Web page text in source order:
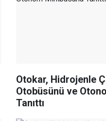
Otokar, Hidrojenle
Otobüsünü ve
Tanıttı